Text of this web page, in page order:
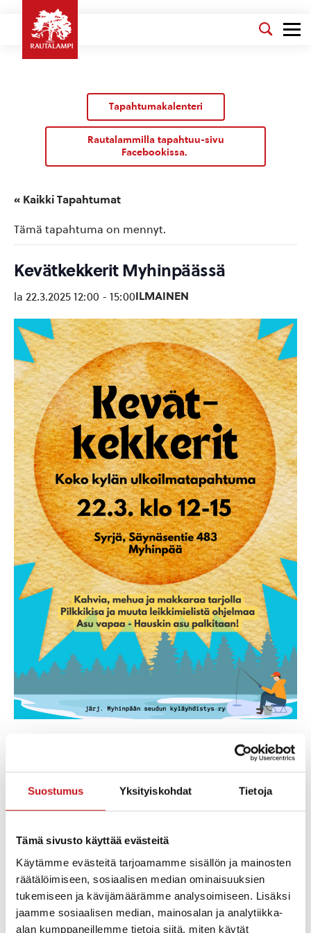
Suostumus Yksityiskohdat Tietoja
Tämä sivusto käyttää evästeitä
Käytämme evästeitä tarjoamamme sisällön ja mainosten
räätälöimiseen, sosiaalisen median ominaisuuksien
tukemiseen ja kävijämäärämme analysoimiseen. Lisäksi
jaamme sosiaalisen median, mainosalan ja analytiikka-
alan kumppaneillemme tietoja siitä, miten käytät
Tapahtumakalenteri
Rautalammilla tapahtuu-sivu
Facebookissa.
« Kaikki Tapahtumat
Tämä tapahtuma on mennyt.
Kevätkekkerit Myhinpäässä
la 22.3.2025 12:00 - 15:00ILMAINEN
ulkoilmatapahtuman Syrjässä, Etelä-Konneveden
rannalla la 22.3. klo 12-15. Tarjolla on mehua, kahvia ja
makkaraa. Ohjelmassa mm. pilkkikilpailu sekä muita
leikkimielisiä kilpailuja ja mukavaa yhteistä aikaa.
perinteisellä kalaonnella! Tapahtumaan voit
halutessasi pukeutua hauskaan asuun – paras asu
palkitaan! Voit tulla myös ihan tavallisissa vaatteissa,
mutta pukeuduthan sään mukaisesti, sillä tapahtuma
järjestetään ulkona ja nuotiokodassa. Tervetuloa kaikki
kylän asukkaat, vapaa-ajan asukkaat ja muut seudun